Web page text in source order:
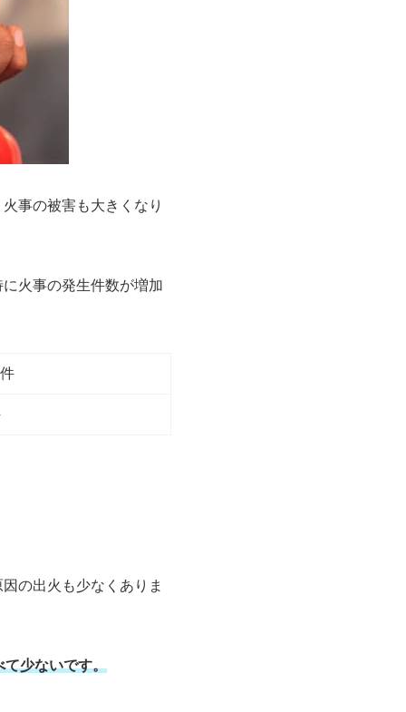
事の被害も大きくなり
火事の発生件数が増加
の出火も少なくありま
て少ないです。